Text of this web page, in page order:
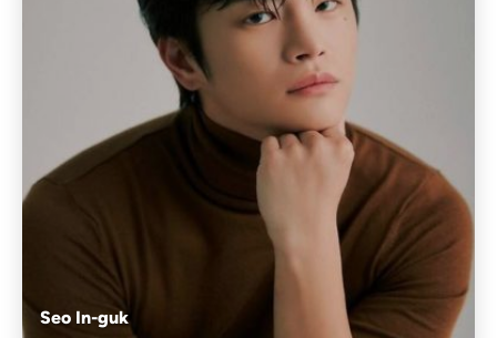
Seo In-guk